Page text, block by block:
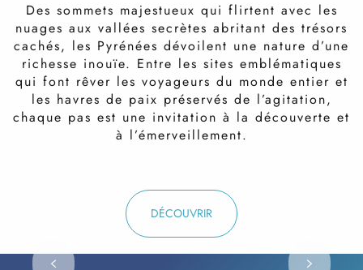
Des sommets majestueux qui flirtent avec les
nuages aux vallées secrètes abritant des trésors
cachés, les Pyrénées dévoilent une nature d’une
richesse inouïe. Entre les sites emblématiques
qui font rêver les voyageurs du monde entier et
les havres de paix préservés de l’agitation,
chaque pas est une invitation à la découverte et
à l’émerveillement.
DÉCOUVRIR
LE CIRQUE DE GAVARNIE
Patrimoine de l'UNESCO
Le Cirque de Gavarnie, surnommé le « colisée de la
nature », est une merveille géologique impressionnante.
Ce lieu, à la fois grandiose et chargé d’histoire, invite à
l’émerveillement et à la contemplation.
DÉCOUVRIR